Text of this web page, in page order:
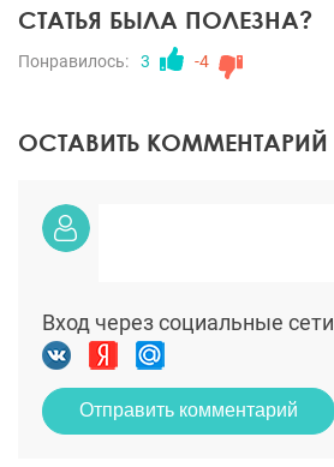
СТАТЬЯ БЫЛА ПОЛЕЗНА?
Понравилось: 3 -4
ОСТАВИТЬ КОММЕНТАРИЙ
Вход через социальные сети
Отправить комментарий